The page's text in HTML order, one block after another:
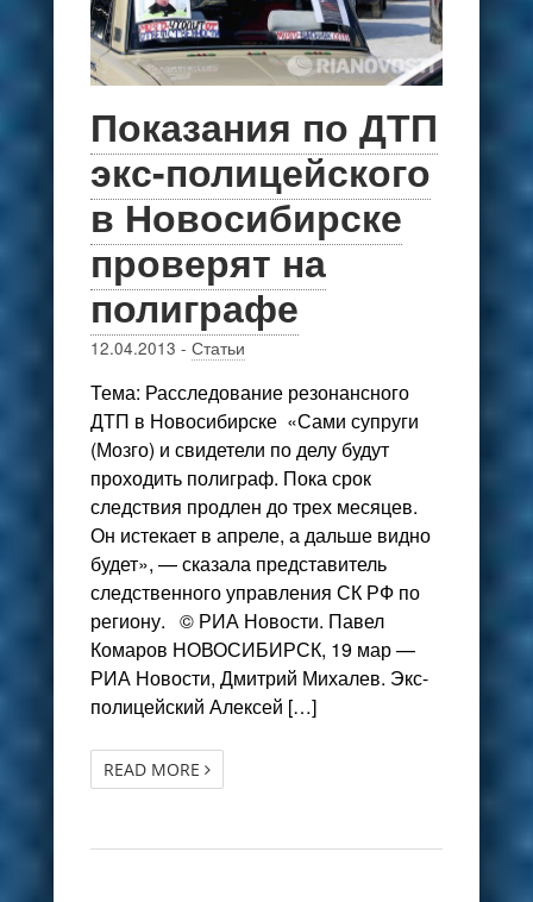
Показания по ДТП
экс-полицейского
в Новосибирске
проверят на
полиграфе
12.04.2013 - Статьи
Тема: Расследование резонансного
ДТП в Новосибирске «Сами супруги
(Мозго) и свидетели по делу будут
проходить полиграф. Пока срок
следствия продлен до трех месяцев.
Он истекает в апреле, а дальше видно
будет», — сказала представитель
следственного управления СК РФ по
региону. © РИА Новости. Павел
Комаров НОВОСИБИРСК, 19 мар —
РИА Новости, Дмитрий Михалев. Экс-
полицейский Алексей […]
READ MORE